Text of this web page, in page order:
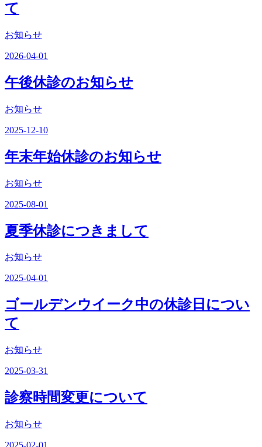
て
お知らせ
2026-04-01
午後休診のお知らせ
お知らせ
2025-12-10
年末年始休診のお知らせ
お知らせ
2025-08-01
夏季休診につきまして
お知らせ
2025-04-01
ゴールデンウイーク中の休診日につい
て
お知らせ
2025-03-31
診察時間変更について
お知らせ
2025-02-01